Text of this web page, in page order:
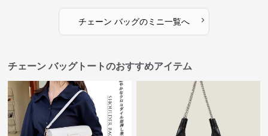
チェーン バッグのミニ一覧へ ›
チェーン バッグトートのおすすめアイテム